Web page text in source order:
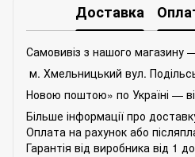
Доставка
Самовивіз з нашого магазину
м. Хмельницький вул.
Новою поштою» по Україні —
Більше інформації про
Оплата на рахунок або
Гарантія від виробника від 1